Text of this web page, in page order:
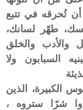
تُحرقه في تتبع
طهّر لسانك،
والأدب والخلق
السبابون ولا
الكبيرة، الذين
شرًا ستروه ،